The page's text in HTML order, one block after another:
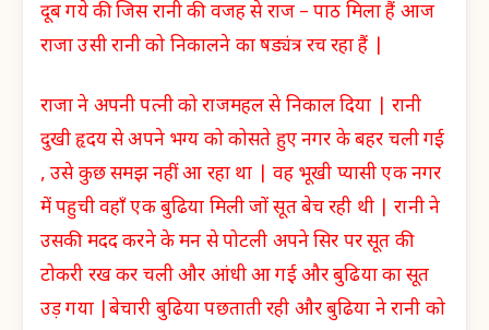
दूब गये की जिस रानी की वजह से राज – पाठ मिला हैं आज
राजा उसी रानी को निकालने का षड्यंत्र रच रहा हैं |
राजा ने अपनी पत्नी को राजमहल से निकाल दिया | रानी
दुखी हृदय से अपने भग्य को कोसते हुए नगर के बहर चली गई
, उसे कुछ समझ नहीं आ रहा था | वह भूखी प्यासी एक नगर
में पहुची वहाँ एक बुढिया मिली जों सूत बेच रही थी | रानी ने
उसकी मदद करने के मन से पोटली अपने सिर पर सूत की
टोकरी रख कर चली और आंधी आ गई और बुढिया का सूत
उड़ गया |बेचारी बुढिया पछताती रही और बुढिया ने रानी को